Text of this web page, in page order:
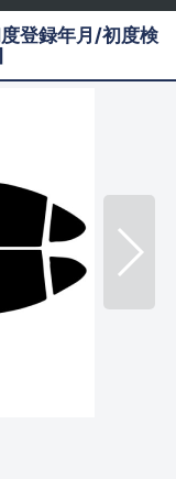
登録年月/初度検